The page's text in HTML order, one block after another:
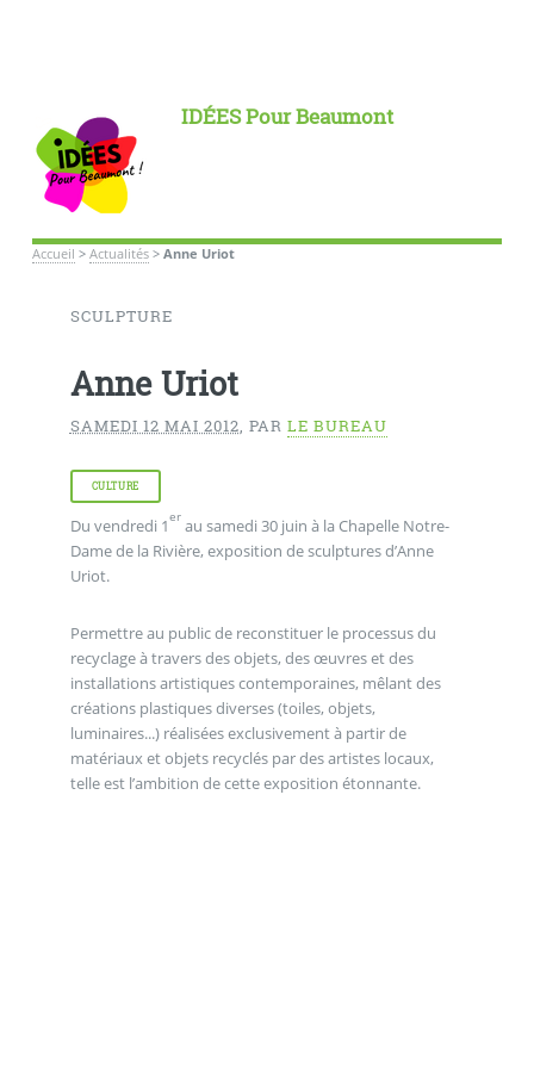
IDÉES Pour Beaumont
Accueil > Actualités> Anne Uriot
SCULPTURE
Anne Uriot
SAMEDI 12 MAI 2012, PAR LE BUREAU
CULTURE
Du vendredi 1er au samedi 30 juin à la Chapelle Notre-
Dame de la Rivière, exposition de sculptures d’Anne
Uriot.
Permettre au public de reconstituer le processus du
recyclage à travers des objets, des œuvres et des
installations artistiques contemporaines, mêlant des
créations plastiques diverses (toiles, objets,
luminaires...) réalisées exclusivement à partir de
matériaux et objets recyclés par des artistes locaux,
telle est l’ambition de cette exposition étonnante.